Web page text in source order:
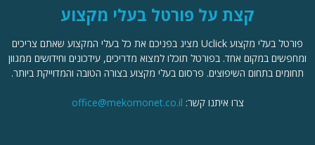
קצת על פורטל בעלי מקצוע
פורטל בעלי מקצוע Uclick מציג בפניכם את כל בעלי המקצוע שאתם צריכים
ומחפשים במקום אחד. בפורטל תוכלו למצוא מדריכים, עידכונים וחידושים ממגוון
תחומים בתחום השיפוצים. פרסום בעלי מקצוע בצורה הטובה והמדוייקת ביותר.
צרו איתנו קשר: office@mekomonet.co.il